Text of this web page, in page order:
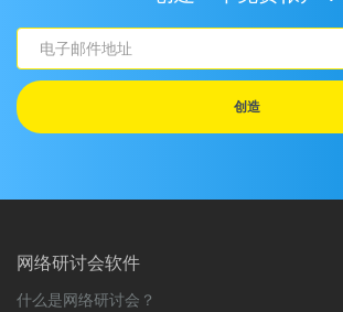
子
邮
件
址
创造
网络研讨会软件
什么是网络研讨会？